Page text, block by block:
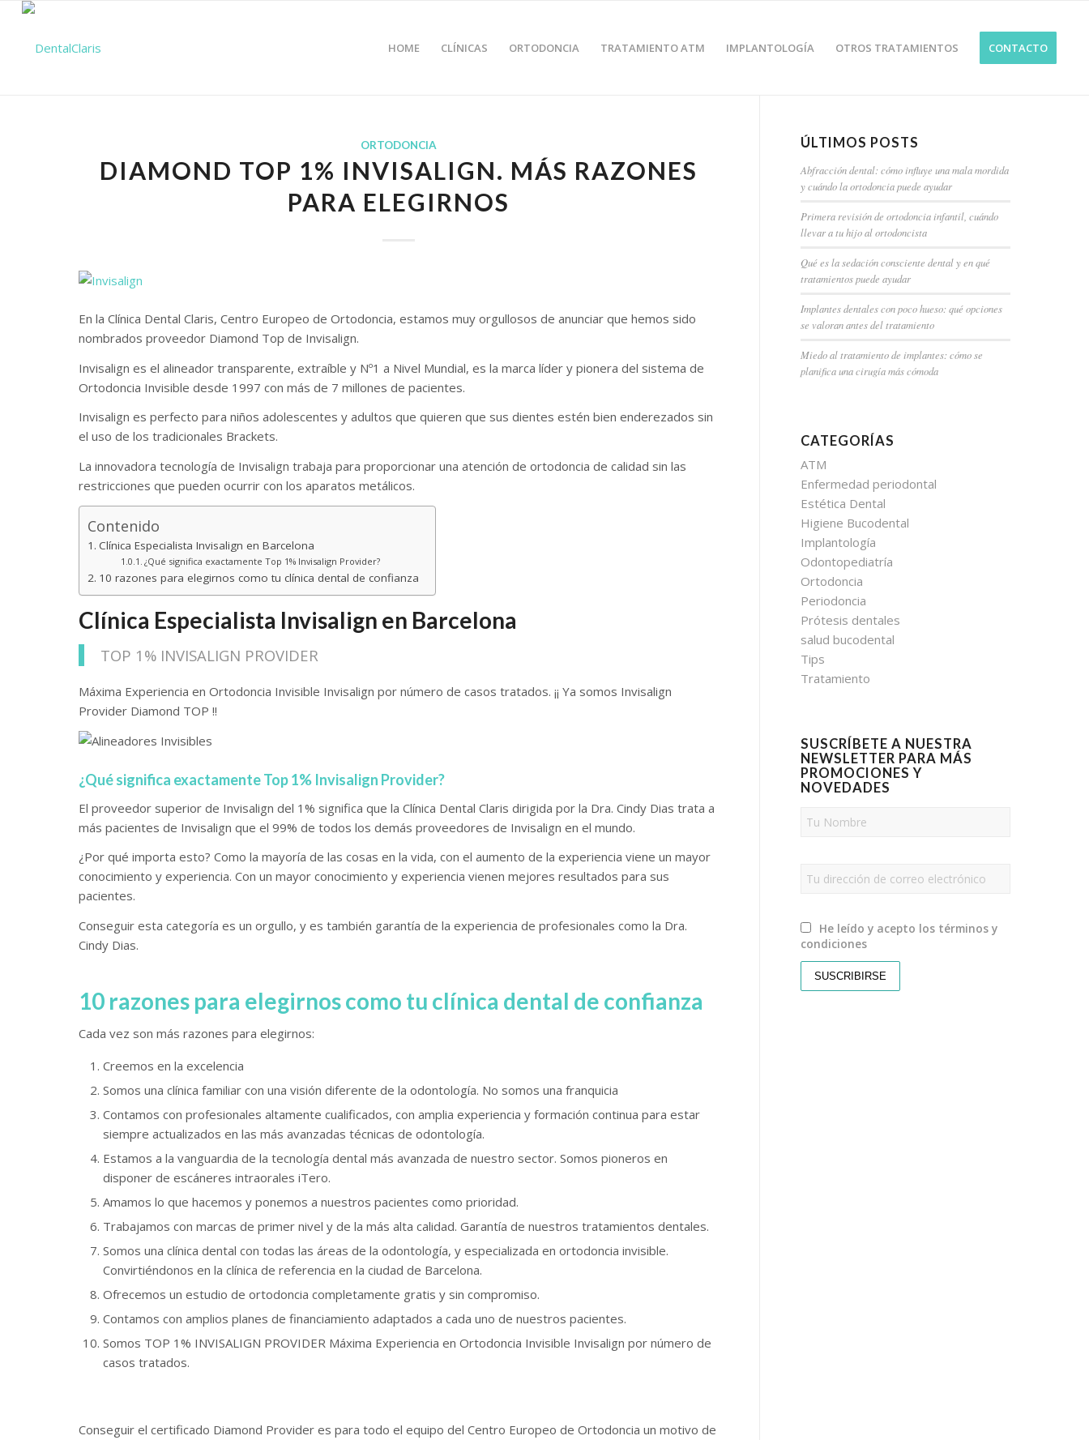
HOME CLÍNICAS ORTODONCIA TRATAMIENTO ATM IMPLANTOLOGÍA OTROS TRATAMIENTOS CONTACTO
ORTODONCIA
DIAMOND TOP 1% INVISALIGN. MÁS RAZONES
PARA ELEGIRNOS
En la Clínica Dental Claris, Centro Europeo de Ortodoncia, estamos muy orgullosos de anunciar que hemos sido
nombrados proveedor Diamond Top de Invisalign.
Invisalign es el alineador transparente, extraíble y Nº1 a Nivel Mundial, es la marca líder y pionera del sistema de
Ortodoncia Invisible desde 1997 con más de 7 millones de pacientes.
Invisalign es perfecto para niños adolescentes y adultos que quieren que sus dientes estén bien enderezados sin
el uso de los tradicionales Brackets.
La innovadora tecnología de Invisalign trabaja para proporcionar una atención de ortodoncia de calidad sin las
restricciones que pueden ocurrir con los aparatos metálicos.
Contenido
Clínica Especialista Invisalign en Barcelona
¿Qué significa exactamente Top 1% Invisalign Provider?
10 razones para elegirnos como tu clínica dental de confianza
Clínica Especialista Invisalign en Barcelona
TOP 1% INVISALIGN PROVIDER
Máxima Experiencia en Ortodoncia Invisible Invisalign por número de casos tratados. ¡¡ Ya somos Invisalign
Provider Diamond TOP !!
¿Qué significa exactamente Top 1% Invisalign Provider?
El proveedor superior de Invisalign del 1% significa que la Clínica Dental Claris dirigida por la Dra. Cindy Dias trata a
más pacientes de Invisalign que el 99% de todos los demás proveedores de Invisalign en el mundo.
¿Por qué importa esto? Como la mayoría de las cosas en la vida, con el aumento de la experiencia viene un mayor
conocimiento y experiencia. Con un mayor conocimiento y experiencia vienen mejores resultados para sus
pacientes.
Conseguir esta categoría es un orgullo, y es también garantía de la experiencia de profesionales como la Dra.
Cindy Dias.
10 razones para elegirnos como tu clínica dental de confianza
Cada vez son más razones para elegirnos:
Creemos en la excelencia
Somos una clínica familiar con una visión diferente de la odontología. No somos una franquicia
Contamos con profesionales altamente cualificados, con amplia experiencia y formación continua para estar
siempre actualizados en las más avanzadas técnicas de odontología.
Estamos a la vanguardia de la tecnología dental más avanzada de nuestro sector. Somos pioneros en
disponer de escáneres intraorales iTero.
Amamos lo que hacemos y ponemos a nuestros pacientes como prioridad.
Trabajamos con marcas de primer nivel y de la más alta calidad. Garantía de nuestros tratamientos dentales.
Somos una clínica dental con todas las áreas de la odontología, y especializada en ortodoncia invisible.
Convirtiéndonos en la clínica de referencia en la ciudad de Barcelona.
Ofrecemos un estudio de ortodoncia completamente gratis y sin compromiso.
Contamos con amplios planes de financiamiento adaptados a cada uno de nuestros pacientes.
Somos TOP 1% INVISALIGN PROVIDER Máxima Experiencia en Ortodoncia Invisible Invisalign por número de
casos tratados.
Conseguir el certificado Diamond Provider es para todo el equipo del Centro Europeo de Ortodoncia un motivo de
ÚLTIMOS POSTS
Abfracción dental: cómo influye una mala mordida
y cuándo la ortodoncia puede ayudar
Primera revisión de ortodoncia infantil, cuándo
llevar a tu hijo al ortodoncista
Qué es la sedación consciente dental y en qué
tratamientos puede ayudar
Implantes dentales con poco hueso: qué opciones
se valoran antes del tratamiento
Miedo al tratamiento de implantes: cómo se
planifica una cirugía más cómoda
CATEGORÍAS
ATM
Enfermedad periodontal
Estética Dental
Higiene Bucodental
Implantología
Odontopediatría
Ortodoncia
Periodoncia
Prótesis dentales
salud bucodental
Tips
Tratamiento
SUSCRÍBETE A NUESTRA
NEWSLETTER PARA MÁS
PROMOCIONES Y
NOVEDADES
He leído y acepto los términos y
condiciones